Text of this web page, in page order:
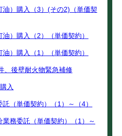
油）購入（3）(その2)（単価契
）購入（2）（単価契約）
）購入（1）（単価契約）
、後壁耐火物緊急補修
入
（単価契約）（1）～（4）
務委託（単価契約）（1）～